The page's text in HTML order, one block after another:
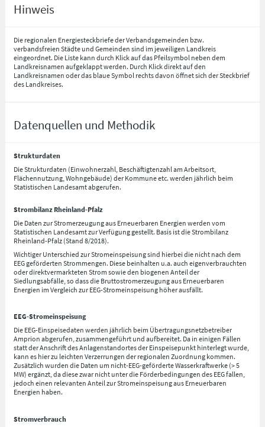
Hinweis
Die regionalen Energiesteckbriefe der Verbandsgemeinden bzw.
verbandsfreien Städte und Gemeinden sind im jeweiligen Landkreis
eingeordnet. Die Liste kann durch Klick auf das Pfeilsymbol neben dem
Landkreisnamen aufgeklappt werden. Durch Klick direkt auf den
Landkreisnamen oder das blaue Symbol rechts davon öffnet sich der Steckbrief
des Landkreises.
Datenquellen und Methodik
Strukturdaten
Die Strukturdaten (Einwohnerzahl, Beschäftigtenzahl am Arbeitsort,
Flächennutzung, Wohngebäude) der Kommune etc. werden jährlich beim
Statistischen Landesamt abgerufen.
Strombilanz Rheinland-Pfalz
Die Daten zur Stromerzeugung aus Erneuerbaren Energien werden vom
Statistischen Landesamt zur Verfügung gestellt. Basis ist die Strombilanz
Rheinland-Pfalz (Stand 8/2018).
Wichtiger Unterschied zur Stromeinspeisung sind hierbei die nicht nach dem
EEG geförderten Strommengen. Diese beinhalten u.a. auch eigenverbrauchten
oder direktvermarkteten Strom sowie den biogenen Anteil der
Siedlungsabfälle, so dass die Bruttostromerzeugung aus Erneuerbaren
Energien im Vergleich zur EEG-Stromeinspeisung höher ausfällt.
EEG-Stromeinspeisung
Die EEG-Einspeisedaten werden jährlich beim Übertragungsnetzbetreiber
Amprion abgerufen, zusammengeführt und aufbereitet. Da in einigen Fällen
statt der Anschrift des Anlagenstandortes der Einspeisepunkt hinterlegt wurde,
kann es hier zu leichten Verzerrungen der regionalen Zuordnung kommen.
Zusätzlich wurden die Daten um nicht-EEG-geförderte Wasserkraftwerke (> 5
MW) ergänzt, da diese zwar nicht unter die Förderbedingungen des EEG fallen,
jedoch einen relevanten Anteil zur Stromeinspeisung aus Erneuerbaren
Energien haben.
Stromverbrauch